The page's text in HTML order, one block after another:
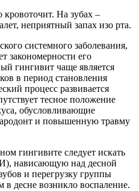
кровоточит. На зубах –
неприятный запах изо рта.
системного заболевания,
закономерности его
гингивит чаще является
в период становления
процесс развивается
тесное положение
обусловливающие
и повышенную травму
гингивите следует искать
нависающую над десной
и перегрузку группы
в десне возникло воспаление.